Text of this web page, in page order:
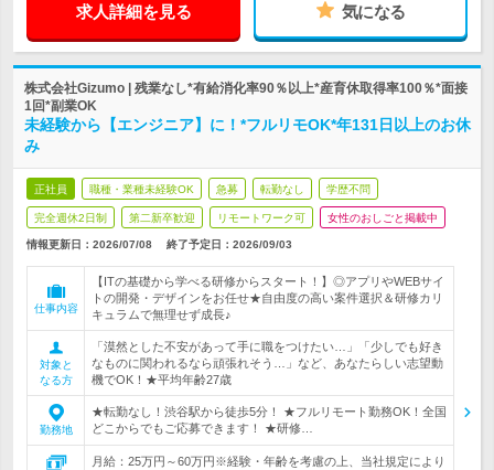
求人詳細を見る 気になる
株式会社Gizumo | 残業なし*有給消化率90％以上*産育休取得率100％*面接
1回*副業OK
未経験から【エンジニア】に！*フルリモOK*年131日以上のお休
み
正社員 職種・業種未経験OK 急募 転勤なし 学歴不問
完全週休2日制 第二新卒歓迎 リモートワーク可 女性のおしごと掲載中
情報更新日：2026/07/08 終了予定日： 2026/09/03
仕事内容
【ITの基礎から学べる研修からスタート！】◎アプリやWEBサイ
トの開発・デザインをお任せ★自由度の高い案件選択＆研修カリ
キュラムで無理せず成長♪
対象と
なる方
「漠然とした不安があって手に職をつけたい…」「少しでも好き
なものに関われるなら頑張れそう…」など、あなたらしい志望動
機でOK！★平均年齢27歳
勤務地
★転勤なし！渋谷駅から徒歩5分！ ★フルリモート勤務OK！全国
どこからでもご応募できます！ ★研修…
月給：25万円～60万円※経験・年齢を考慮の上、当社規定により